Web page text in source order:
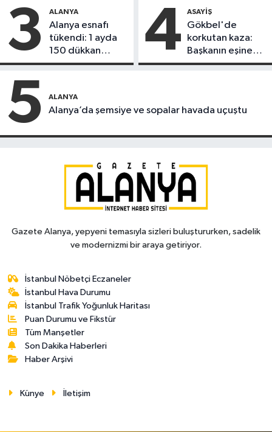
3 ALANYA
Alanya esnafı
tükendi: 1 ayda
150 dükkan
kapandı
4 ASAYIŞ
Gökbel'de
korkutan kaza:
Başkanın eşine
motosiklet çarptı
5 ALANYA
Alanya’da şemsiye ve sopalar havada uçuştu
Gazete Alanya, yepyeni temasıyla sizleri buluştururken, sadelik
ve modernizmi bir araya getiriyor.
İstanbul Nöbetçi Eczaneler
İstanbul Hava Durumu
İstanbul Trafik Yoğunluk Haritası
Puan Durumu ve Fikstür
Tüm Manşetler
Son Dakika Haberleri
Haber Arşivi
Künye İletişim